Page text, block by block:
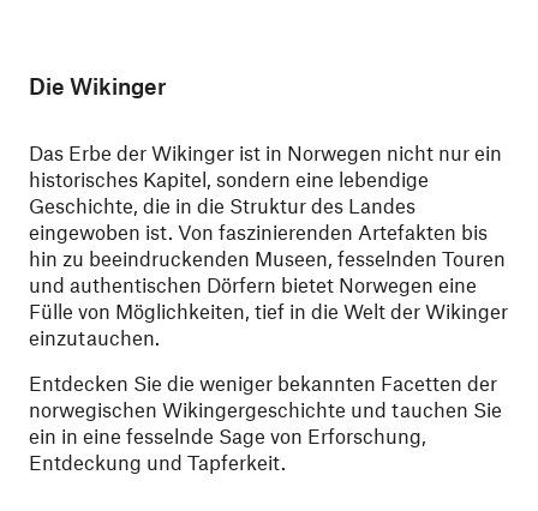
Die Wikinger
Das Erbe der Wikinger ist in Norwegen nicht nur ein
historisches Kapitel, sondern eine lebendige
Geschichte, die in die Struktur des Landes
eingewoben ist. Von faszinierenden Artefakten bis
hin zu beeindruckenden Museen, fesselnden Touren
und authentischen Dörfern bietet Norwegen eine
Fülle von Möglichkeiten, tief in die Welt der Wikinger
einzutauchen.
Entdecken Sie die weniger bekannten Facetten der
norwegischen Wikingergeschichte und tauchen Sie
ein in eine fesselnde Sage von Erforschung,
Entdeckung und Tapferkeit.